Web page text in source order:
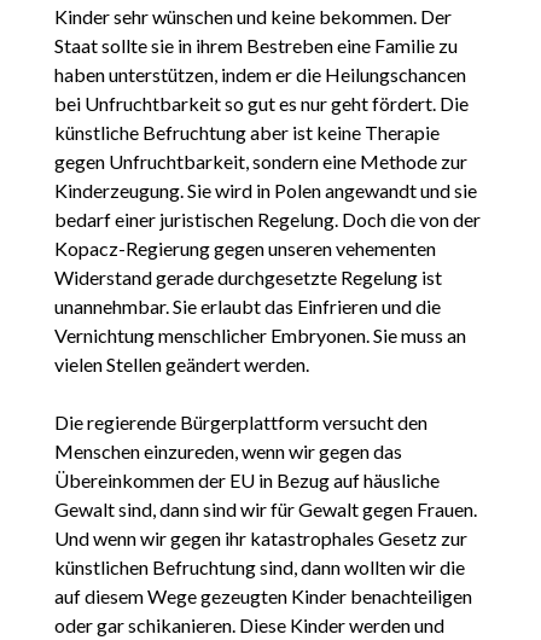
Kinder sehr wünschen und keine bekommen. Der
Staat sollte sie in ihrem Bestreben eine Familie zu
haben unterstützen, indem er die Heilungschancen
bei Unfruchtbarkeit so gut es nur geht fördert. Die
künstliche Befruchtung aber ist keine Therapie
gegen Unfruchtbarkeit, sondern eine Methode zur
Kinderzeugung. Sie wird in Polen angewandt und sie
bedarf einer juristischen Regelung. Doch die von der
Kopacz-Regierung gegen unseren vehementen
Widerstand gerade durchgesetzte Regelung ist
unannehmbar. Sie erlaubt das Einfrieren und die
Vernichtung menschlicher Embryonen. Sie muss an
vielen Stellen geändert werden.
Die regierende Bürgerplattform versucht den
Menschen einzureden, wenn wir gegen das
Übereinkommen der EU in Bezug auf häusliche
Gewalt sind, dann sind wir für Gewalt gegen Frauen.
Und wenn wir gegen ihr katastrophales Gesetz zur
künstlichen Befruchtung sind, dann wollten wir die
auf diesem Wege gezeugten Kinder benachteiligen
oder gar schikanieren. Diese Kinder werden und